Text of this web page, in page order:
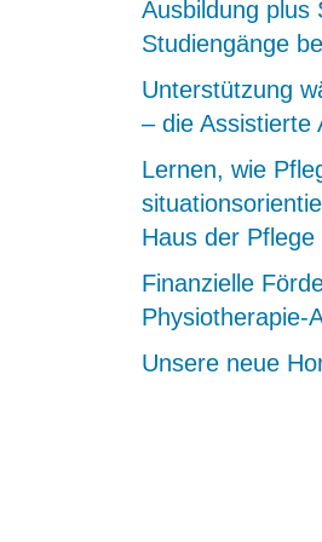
Ausbildung plus
Studiengänge
Unterstützung
– die Assistierte
Lernen, wie
Haus der Pflege
Finanzielle
Physiotherapie-
Unsere neue